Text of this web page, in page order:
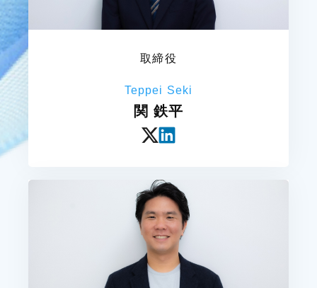
取締役
Teppei Seki
関 鉄平